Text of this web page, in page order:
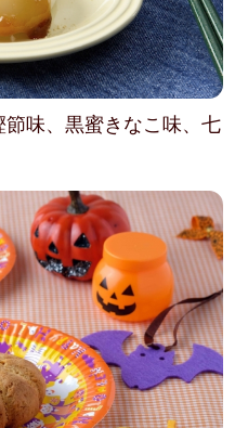
味、黒蜜きなこ味、七